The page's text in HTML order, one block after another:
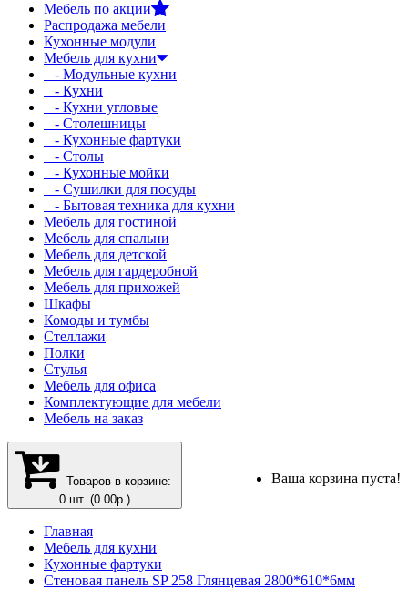
Мебель по акции
Распродажа мебели
Кухонные модули
Мебель для кухни
- Модульные кухни
- Кухни
- Кухни угловые
- Столешницы
- Кухонные фартуки
- Столы
- Кухонные мойки
- Сушилки для посуды
- Бытовая техника для кухни
Мебель для гостиной
Мебель для спальни
Мебель для детской
Мебель для гардеробной
Мебель для прихожей
Шкафы
Комоды и тумбы
Стеллажи
Полки
Стулья
Мебель для офиса
Комплектующие для мебели
Мебель на заказ
Товаров в корзине:
0 шт. (0.00р.)
Ваша корзина пуста!
Главная
Мебель для кухни
Кухонные фартуки
Стеновая панель SP 258 Глянцевая 2800*610*6мм